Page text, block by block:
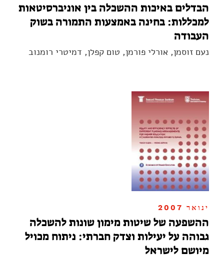
הבדלים באיכות ההשכלה בין אוניברסיטאות
למכללות: בחינה באמצעות התמורה בשוק
העבודה
נעם זוסמן, אורלי פורמן, טום קפלן, דמיטרי רומנוב
ינואר 2007
ההשפעה של שיטות מימון שונות להשכלה
גבוהה על יעילות וצדק חברתי: ניתוח מכויל
מיושם לישראל